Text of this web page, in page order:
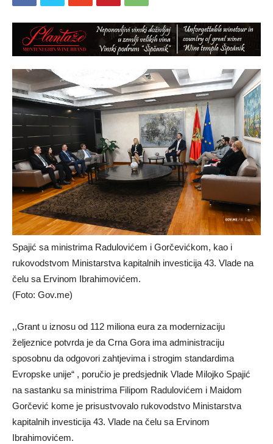
Spajić sa ministrima Radulovićem i Gorčevićkom, kao i
rukovodstvom Ministarstva kapitalnih investicija 43. Vlade na
čelu sa Ervinom Ibrahimovićem.
(Foto: Gov.me)
,,Grant u iznosu od 112 miliona eura za modernizaciju
željeznice potvrda je da Crna Gora ima administraciju
sposobnu da odgovori zahtjevima i strogim standardima
Evropske unije“ , poručio je predsjednik Vlade Milojko Spajić
na sastanku sa ministrima Filipom Radulovićem i Maidom
Gorčević kome je prisustvovalo rukovodstvo Ministarstva
kapitalnih investicija 43. Vlade na čelu sa Ervinom
Ibrahimovićem.